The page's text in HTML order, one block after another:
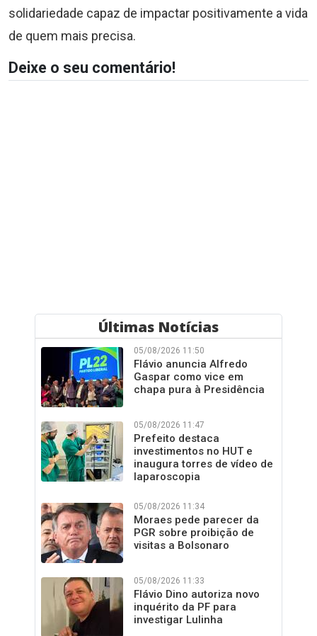
solidariedade capaz de impactar positivamente a vida
de quem mais precisa.
Deixe o seu comentário!
Últimas Notícias
05/08/2026 11:50
Flávio anuncia Alfredo
Gaspar como vice em
chapa pura à Presidência
05/08/2026 11:47
Prefeito destaca
investimentos no HUT e
inaugura torres de vídeo de
laparoscopia
05/08/2026 11:34
Moraes pede parecer da
PGR sobre proibição de
visitas a Bolsonaro
05/08/2026 11:33
Flávio Dino autoriza novo
inquérito da PF para
investigar Lulinha